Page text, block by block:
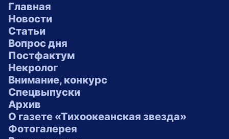
Главная
Новости
Статьи
Вопрос дня
Постфактум
Некролог
Внимание, конкурс
Спецвыпуски
Архив
О газете «Тихоокеанская звезда»
Фотогалерея